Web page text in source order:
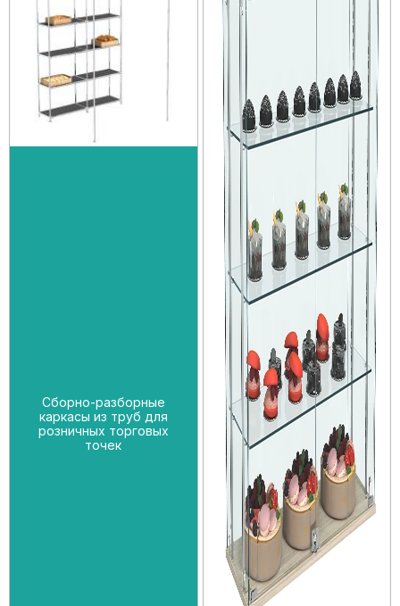
Сборно-разборные
каркасы из труб для
розничных торговых
точек